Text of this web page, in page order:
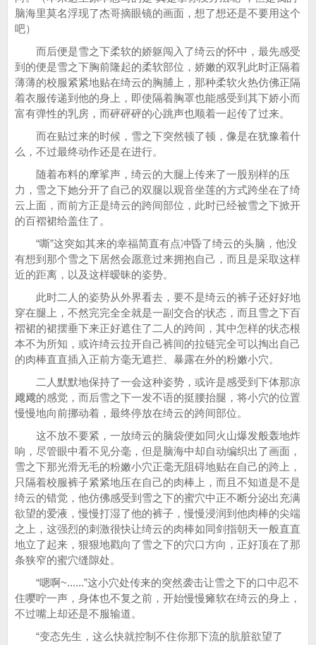
脑海里莫名浮现了杰哥摘眼镜的画面，想了想还是不要用这个
吧）
而后便是雪之下柔软的娇躯闯入了绮云的怀中，最先感受
到的便是雪之下胸前隆起的柔软部位，娇嫩的双乳此时正隔着
薄薄的校服紧紧地贴在绮云的胸脯上，那种柔软火热仿佛正隔
着衣服传递到他的身上，即使隔着胸罩也能感受到其下娇小而
富有弹性的乳房，而砰砰砰的心跳声也顺着一起传了过来。
而在贴过来的时候，雪之下突然顿了顿，像是在犹豫着什
么，不过最终动作还是在进行。
随着布料的摩挲声，绮云的大腿上传来了一股别样的压
力，雪之下她分开了自己的双腿以观音坐莲的方式跨坐在了绮
云上面，而前方正是绮云的跨间部位，此时已经被雪之下掀开
的百褶裙给盖住了。
“嘶”这突如其来的幸福简直有点冲昏了绮云的头脑，他没
有想到那个雪之下居然会愿意过来拥抱自己，而且是采取这样
近的距离，以及这样暧昧的姿势。
此时二人的姿势从外界看去，要不是绮云的裤子还好好地
穿在腿上，不然完完全全就是一副交合的状态，而且雪之下百
褶裙的裙摆垂下来正好遮住了二人的跨间，其中怎样的状态根
本不为所知，或许绮云拉开自己裤间的拉链完全可以掏出自己
的肉棒直直插入正前方毫无遮拦、暴露在外的粉嫩小穴。
二人默默地保持了一会这种姿势，或许是感受到下体那凉
飕飕的感觉，而后雪之下一发不语的挺腰抬腿，将小穴的位置
慢慢地向前挪动着，最终停放在绮云的跨间部位。
这不放不要紧，一放绮云的脑袋便如同火山爆发般轰地炸
响，尽管眼中看不见分毫，但是脑海中却自动编织出了画面，
雪之下那光滑无毛的粉嫩小穴正毫无阻碍地贴在自己的跨上，
只隔着校服裤子紧紧地压在自己的肉棒上，而且不知道是不是
绮云的错觉，他仿佛感受到雪之下的蜜穴中正不断分泌出充满
欲望的爱液，慢慢打湿了他的裤子，慢慢浸润到他肉棒的尖端
之上，这强烈的刺激很快让绮云的肉棒如同剑指朝天一般直直
地立了起来，狠狠地戳向了雪之下的穴口方向，正好顶在了那
条狭窄的蜜穴缝隙处。
“嗯啊~......”这小穴处传来的突然袭击让雪之下的口中忍不
住嘤咛一声，身体也不复之前，开始慢慢瘫软在绮云的身上，
不过嘴上却还是不服输道。
“变态先生，这么快就控制不住你那下流的肮脏欲望了